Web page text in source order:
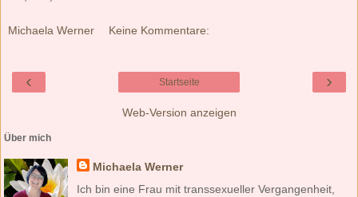
Michaela Werner Keine Kommentare:
‹ ›
Startseite
Web-Version anzeigen
Über mich
Michaela Werner
Ich bin eine Frau mit transsexueller Vergangenheit,